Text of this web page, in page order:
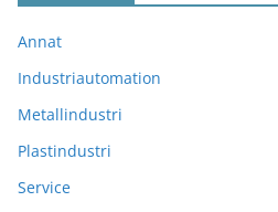
Annat
Industriautomation
Metallindustri
Plastindustri
Service